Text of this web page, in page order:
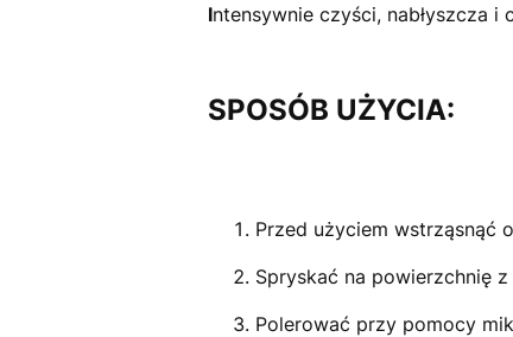
Intensywnie czyści, nabłyszcza
SPOSÓB UŻYCIA:
Przed użyciem wstrząsnąć
Spryskać na powierzchnię
Polerować przy pomocy